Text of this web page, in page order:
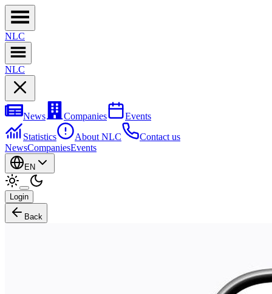
NLC
NLC
News Companies
Events
Statistics
About NLC
Contact us
NewsCompaniesEvents
EN
Login
Back